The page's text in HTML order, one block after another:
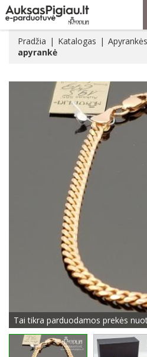
Pradžia Katalogas Apyrankės
apyrankė
Tai tikra parduodamos prekės